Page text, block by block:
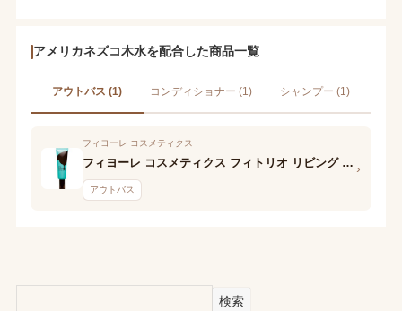
アメリカネズコ木水を配合した商品一覧
アウトバス (1) コンディショナー (1) シャンプー (1)
フィヨーレ コスメティクス
フィヨーレ コスメティクス フィトリオ リビング エッセンス
アウトバス
›
検索